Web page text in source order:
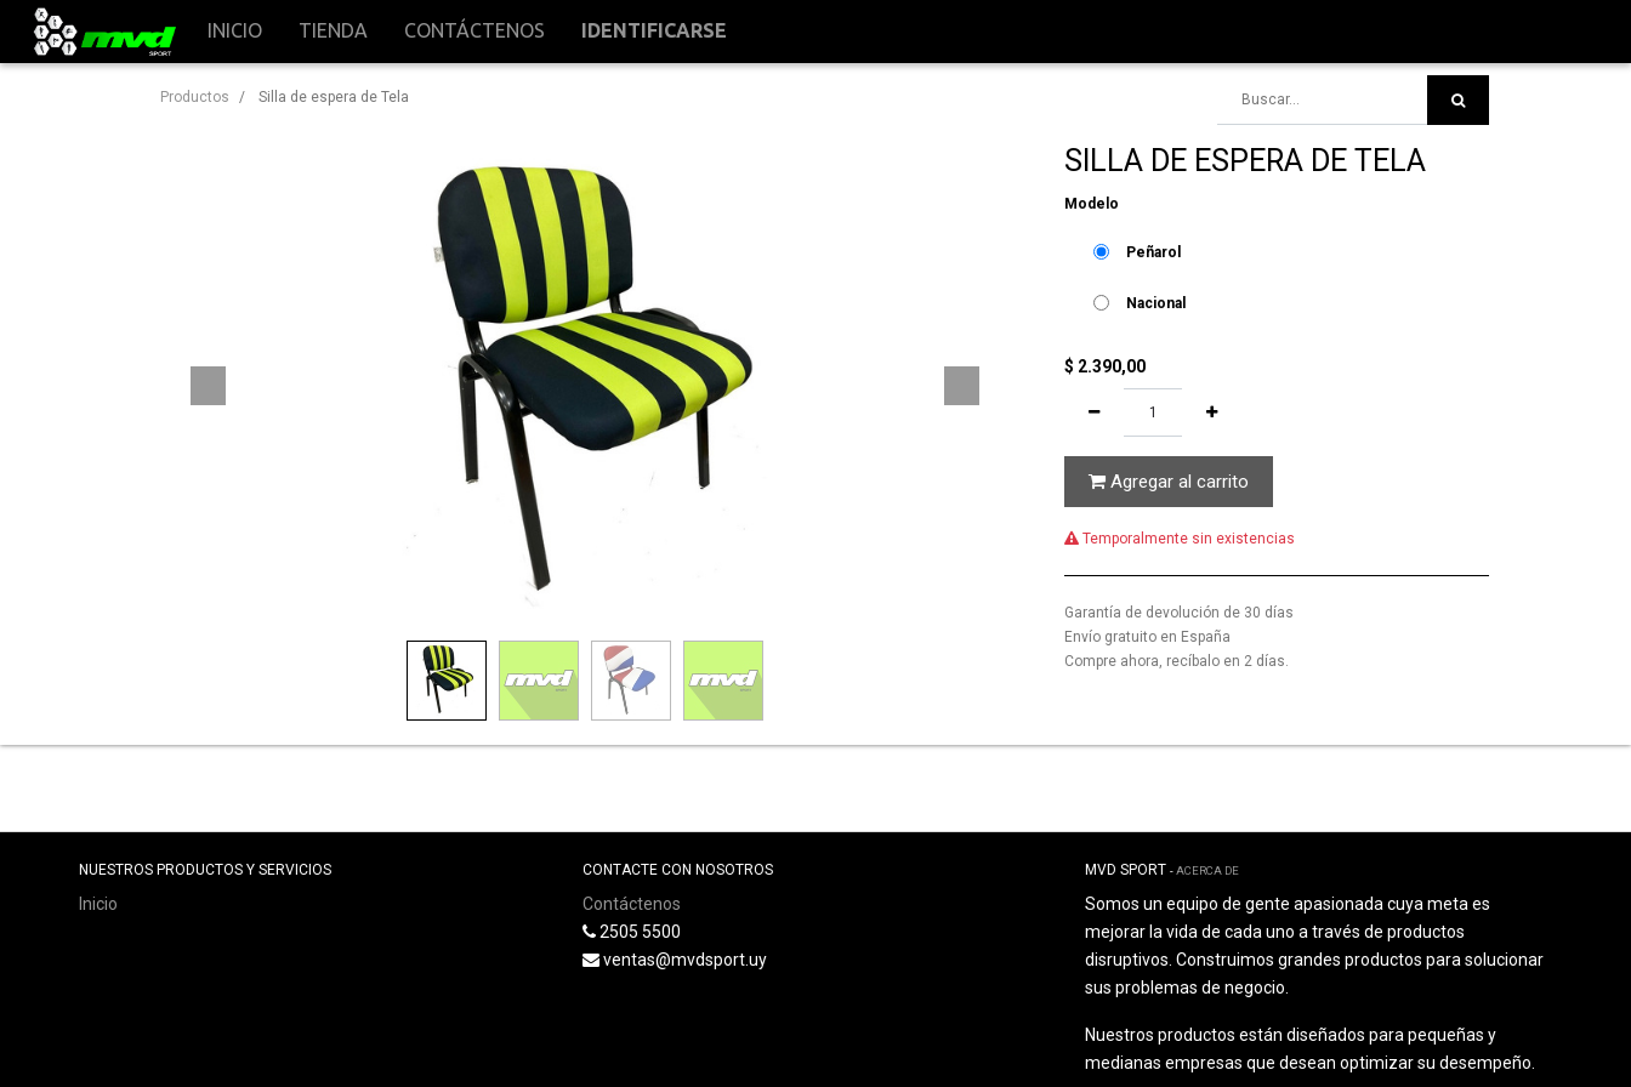
INICIO TIENDA CONTÁCTENOS IDENTIFICARSE
Productos Silla de espera de Tela
SILLA DE ESPERA DE TELA
Modelo
Peñarol
Nacional
$ 2.390,00
Agregar al carrito
Temporalmente sin existencias
Garantía de devolución de 30 días
Envío gratuito en España
Compre ahora, recíbalo en 2 días.
NUESTROS PRODUCTOS Y SERVICIOS
Inicio
CONTACTE CON NOSOTROS
Contáctenos
2505 5500
ventas@mvdsport.uy
MVD SPORT -ACERCA DE
Somos un equipo de gente apasionada cuya meta es
mejorar la vida de cada uno a través de productos
disruptivos. Construimos grandes productos para solucionar
sus problemas de negocio.
Nuestros productos están diseñados para pequeñas y
medianas empresas que desean optimizar su desempeño.